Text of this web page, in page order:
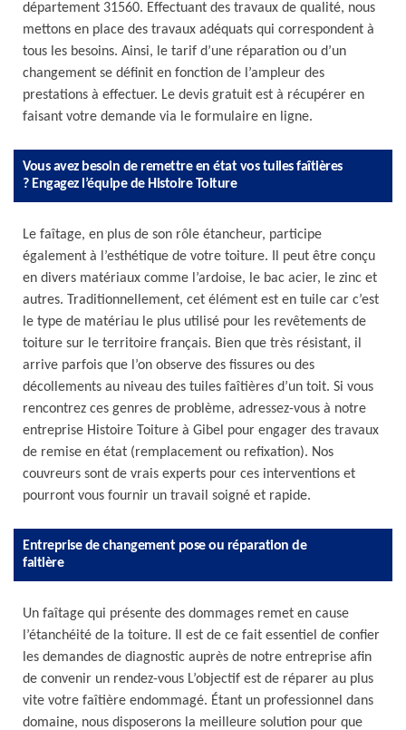
département 31560. Effectuant des travaux de qualité, nous
mettons en place des travaux adéquats qui correspondent à
tous les besoins. Ainsi, le tarif d’une réparation ou d’un
changement se définit en fonction de l’ampleur des
prestations à effectuer. Le devis gratuit est à récupérer en
faisant votre demande via le formulaire en ligne.
Vous avez besoin de remettre en état vos tuiles faîtières
? Engagez l’équipe de Histoire Toiture
Le faîtage, en plus de son rôle étancheur, participe
également à l’esthétique de votre toiture. Il peut être conçu
en divers matériaux comme l’ardoise, le bac acier, le zinc et
autres. Traditionnellement, cet élément est en tuile car c’est
le type de matériau le plus utilisé pour les revêtements de
toiture sur le territoire français. Bien que très résistant, il
arrive parfois que l’on observe des fissures ou des
décollements au niveau des tuiles faîtières d’un toit. Si vous
rencontrez ces genres de problème, adressez-vous à notre
entreprise Histoire Toiture à Gibel pour engager des travaux
de remise en état (remplacement ou refixation). Nos
couvreurs sont de vrais experts pour ces interventions et
pourront vous fournir un travail soigné et rapide.
Entreprise de changement pose ou réparation de
faitière
Un faîtage qui présente des dommages remet en cause
l’étanchéité de la toiture. Il est de ce fait essentiel de confier
les demandes de diagnostic auprès de notre entreprise afin
de convenir un rendez-vous L’objectif est de réparer au plus
vite votre faîtière endommagé. Étant un professionnel dans
domaine, nous disposerons la meilleure solution pour que